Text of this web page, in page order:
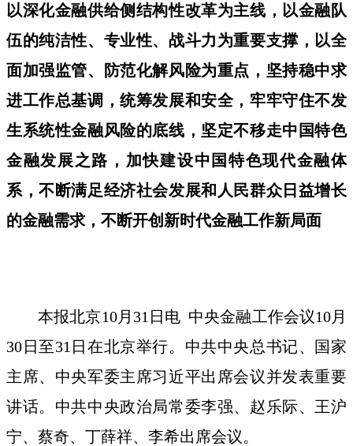
以深化金融供给侧结构性改革为主线，以金融队
伍的纯洁性、专业性、战斗力为重要支撑，以全
面加强监管、防范化解风险为重点，坚持稳中求
进工作总基调，统筹发展和安全，牢牢守住不发
生系统性金融风险的底线，坚定不移走中国特色
金融发展之路，加快建设中国特色现代金融体
系，不断满足经济社会发展和人民群众日益增长
的金融需求，不断开创新时代金融工作新局面
本报北京10月31日电 中央金融工作会议10月
30日至31日在北京举行。中共中央总书记、国家
主席、中央军委主席习近平出席会议并发表重要
讲话。中共中央政治局常委李强、赵乐际、王沪
宁、蔡奇、丁薛祥、李希出席会议。